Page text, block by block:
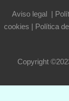
Aviso legal |
cookies | Política
Copyright